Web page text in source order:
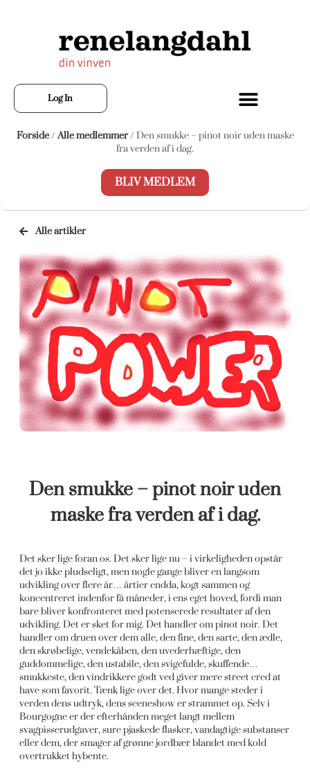
Log In
Forside/Alle medlemmer/ Den smukke – pinot noir uden maske
fra verden af i dag.
BLIV MEDLEM
Alle artikler
Den smukke – pinot noir uden
maske fra verden af i dag.
Det sker lige foran os. Det sker lige nu – i virkeligheden opstår
det jo ikke pludseligt, men nogle gange bliver en langsom
udvikling over flere år… årtier endda, kogt sammen og
koncentreret indenfor få måneder, i ens eget hoved, fordi man
bare bliver konfronteret med potenserede resultater af den
udvikling. Det er sket for mig. Det handler om pinot noir. Det
handler om druen over dem alle, den fine, den sarte, den ædle,
den skrøbelige, vendekåben, den uvederhæftige, den
guddommelige, den ustabile, den svigefulde, skuffende…
smukkeste, den vindrikkere godt ved giver mere street cred at
have som favorit. Tænk lige over det. Hvor mange steder i
verden dens udtryk, dens sceneshow er strammet op. Selv i
Bourgogne er der efterhånden meget langt mellem
svagpisserudgaver, sure pjaskede flasker, vandagtige substanser
eller dem, der smager af grønne jordbær blandet med kold
overtrukket hybente.